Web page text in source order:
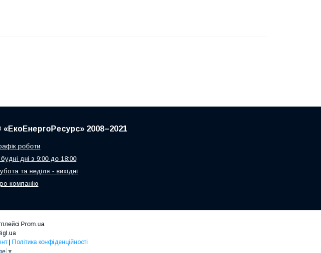
«ЕкоЕнергоРесурс» 2008–2021
роботи
дні з 9:00 до 18:00
та неділя - вихідні
компанію
Prom.ua
| Політика конфіденційності
▼